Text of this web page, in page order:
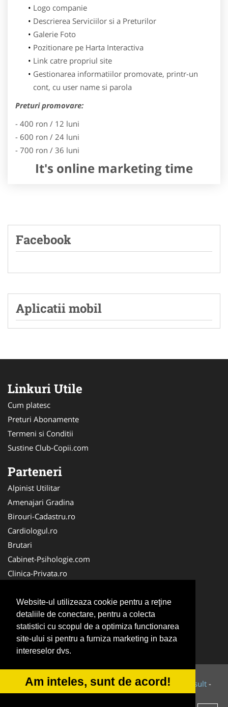
Website-ul utilizeaza cookie pentru a reţine
detaliile de conectare, pentru a colecta
statistici cu scopul de a optimiza functionarea
site-ului si pentru a furniza marketing in baza
intereselor dvs.
Am inteles, sunt de acord!
Logo companie
Descrierea Serviciilor si a Preturilor
Galerie Foto
Pozitionare pe Harta Interactiva
Link catre propriul site
Gestionarea informatiilor promovate, printr-un
cont, cu user name si parola
Preturi promovare:
- 400 ron / 12 luni
- 600 ron / 24 luni
- 700 ron / 36 luni
It's online marketing time
Facebook
Aplicatii mobil
Linkuri Utile
Cum platesc
Preturi Abonamente
Termeni si Conditii
Sustine Club-Copii.com
Parteneri
Alpinist Utilitar
Amenajari Gradina
Birouri-Cadastru.ro
Cardiologul.ro
Brutari
Cabinet-Psihologie.com
Clinica-Privata.ro
Cabinet-Individual.ro
CentruInchirieri.ro
Echipamente Romania
MedicAcupunctura.ro
© 2014-2026 Powered byVilonMedia&Tokaido Consult -
ANPC SOL